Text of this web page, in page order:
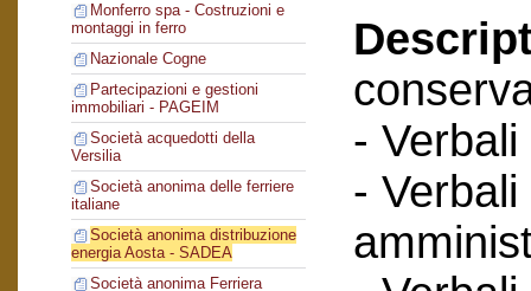
Monferro spa - Costruzioni e
montaggi in ferro
Nazionale Cogne
Partecipazioni e gestioni
immobiliari - PAGEIM
Società acquedotti della
Versilia
Società anonima delle ferriere
italiane
Società anonima distribuzione
energia Aosta - SADEA
Società anonima Ferriera
-
-